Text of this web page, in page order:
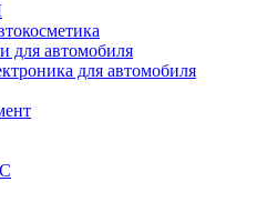
для автомобиля
для автомобиля